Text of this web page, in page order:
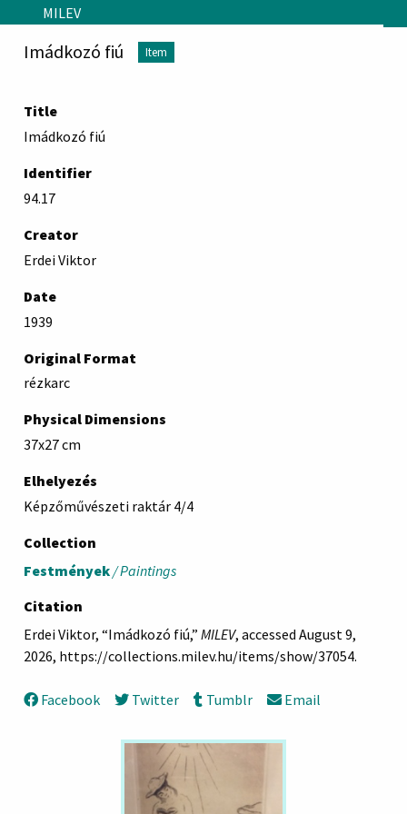
Skip to main content
MILEV
Imádkozó fiú Item
Title
Imádkozó fiú
Identifier
94.17
Creator
Erdei Viktor
Date
1939
Original Format
rézkarc
Physical Dimensions
37x27 cm
Elhelyezés
Képzőművészeti raktár 4/4
Collection
Festmények / Paintings
Citation
Erdei Viktor, “Imádkozó fiú,” MILEV, accessed August 9,
2026, https://collections.milev.hu/items/show/37054.
Facebook Twitter Tumblr Email